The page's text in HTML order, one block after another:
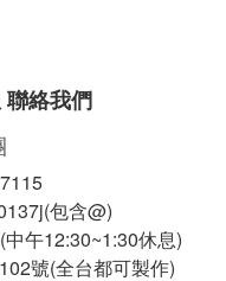
絡我們
包含@)
午12:30~1:30休息)
號(全台都可製作)